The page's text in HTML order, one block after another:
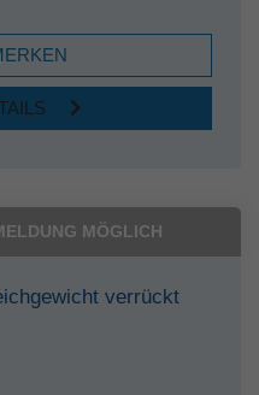
MÖGLICH
verrückt